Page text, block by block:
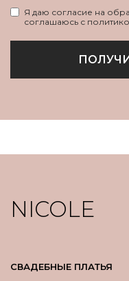
Я даю согласие на
соглашаюсь с
NICOLE
СВАДЕБНЫЕ ПЛАТЬЯ